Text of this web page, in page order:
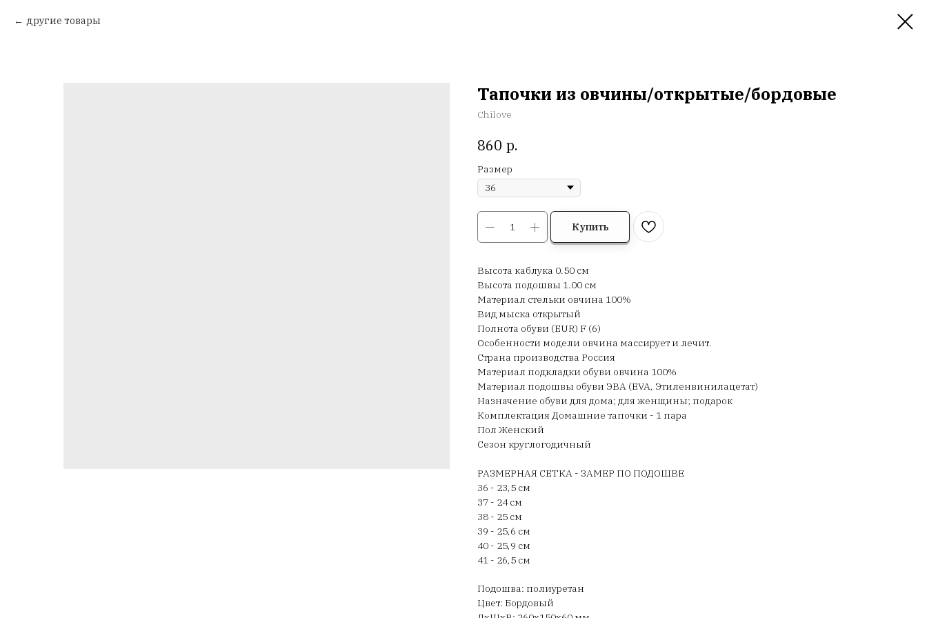
другие товары
Тапочки из овчины/открытые/бордовые
Chilove
860 р.
Размер
Купить
Высота каблука 0.50 см
Высота подошвы 1.00 см
Материал стельки овчина 100%
Вид мыска открытый
Полнота обуви (EUR) F (6)
Особенности модели овчина массирует и лечит.
Страна производства Россия
Материал подкладки обуви овчина 100%
Материал подошвы обуви ЭВА (EVA, Этиленвинилацетат)
Назначение обуви для дома; для женщины; подарок
Комплектация Домашние тапочки - 1 пара
Пол Женский
Сезон круглогодичный
РАЗМЕРНАЯ СЕТКА - ЗАМЕР ПО ПОДОШВЕ
36 - 23,5 см
37 - 24 см
38 - 25 см
39 - 25,6 см
40 - 25,9 см
41 - 26,5 см
Подошва: полиуретан
Цвет: Бордовый